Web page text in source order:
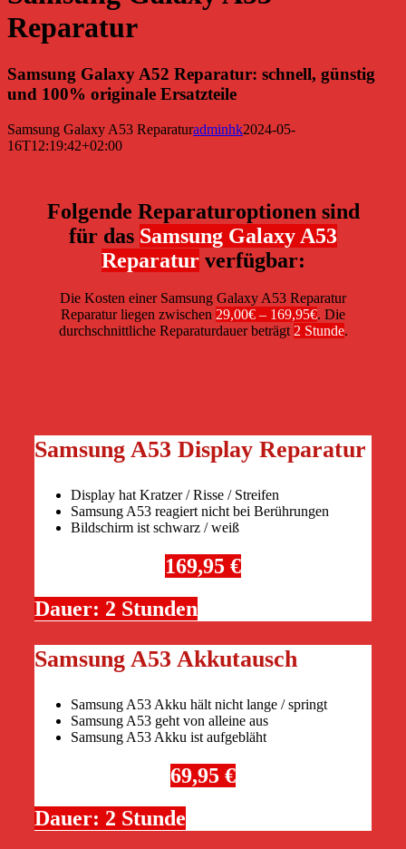
Reparatur
Samsung Galaxy A52 Reparatur: schnell, günstig
und 100% originale Ersatzteile
Samsung Galaxy A53 Reparaturadminhk2024-05-
16T12:19:42+02:00
Folgende Reparaturoptionen sind
für das Samsung Galaxy A53
Reparaturverfügbar:
Die Kosten einer Samsung Galaxy A53 Reparatur
Reparatur liegen zwischen 29,00€ – 169,95€. Die
durchschnittliche Reparaturdauer beträgt2 Stunde.
Samsung A53 Display Reparatur
Display hat Kratzer / Risse / Streifen
Samsung A53 reagiert nicht bei Berührungen
Bildschirm ist schwarz / weiß
169,95 €
Dauer: 2 Stunden
Samsung A53 Akkutausch
Samsung A53 Akku hält nicht lange / springt
Samsung A53 geht von alleine aus
Samsung A53 Akku ist aufgebläht
69,95 €
Dauer: 2 Stunde